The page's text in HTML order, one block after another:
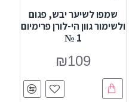
שמפו לשיער יבש, פגום
ולשימור גוון הי-לורן פרימיום
1 №
₪109